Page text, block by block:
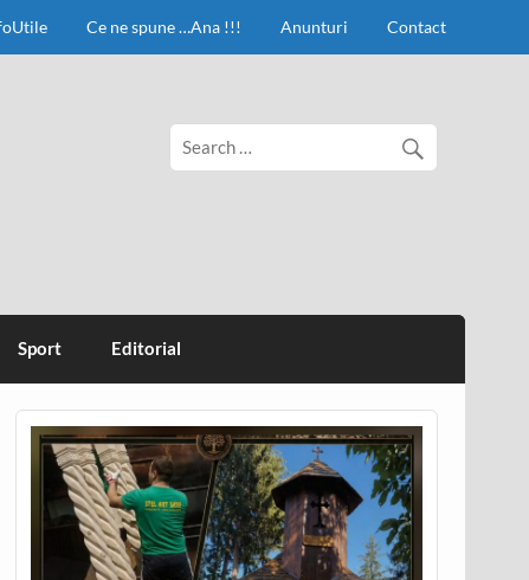
Ce ne spune …Ana !!! Anunturi Contact
Sport Editorial